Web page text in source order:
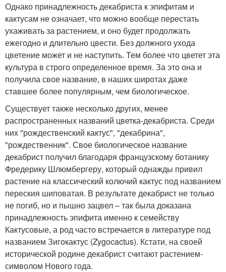
Однако принадлежность декабриста к эпифитам и
кактусам не означает, что можно вообще перестать
ухаживать за растением, и оно будет продолжать
ежегодно и длительно цвести. Без должного ухода
цветение может и не наступить. Тем более что цветет эта
культура в строго определенное время. За это она и
получила свое название, в наших широтах даже
ставшее более популярным, чем биологическое.
Существует также несколько других, менее
распространенных названий цветка-декабриста. Среди
них "рождественский кактус", "декабрина",
"рождественник". Свое биологическое название
декабрист получил благодаря французскому ботанику
Фредерику Шлюмбергеру, который однажды привил
растение на классический колючий кактус под названием
переския шиповатая. В результате декабрист не только
не погиб, но и пышно зацвел – так была доказана
принадлежность эпифита именно к семейству
Кактусовые, а род часто встречается в литературе под
названием Зигокактус (Zygocactus). Кстати, на своей
исторической родине декабрист считают растением-
символом Нового года.